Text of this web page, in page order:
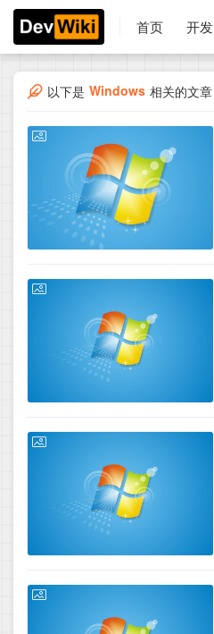
首页 开发
以下是 Windows 相关的文章